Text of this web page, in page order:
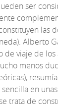
ser
las
Alberto
de viaje de
menos
en
trata de